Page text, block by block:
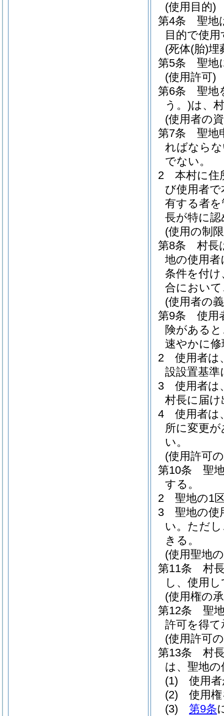
(使用目的)
第4条
聖地
目的で使
(死体(胎)埋
第5条
聖地
(使用許可)
第6条
聖地
う。)は、
(使用者の
第7条
聖地
ればなら
でない。
2
本村に住
び使用者
有する者
長が特に
(使用の制
第8条
村長
地の使用
条件を付
合におい
(使用者の
第9条
使用
険がある
速やかに
2
使用者は
設設置基
3
使用者は
村長に届
4
使用者は
所に変更
い。
(使用許可
第10条
聖
する。
2
聖地の1
3
聖地の使
い。 ただ
きる。
(使用聖地
第11条
村
し、使用
(使用権の
第12条
聖
許可を得
(使用許可
第13条
村
は、聖地
(1)
使用
(2)
使用
(3)
第9条